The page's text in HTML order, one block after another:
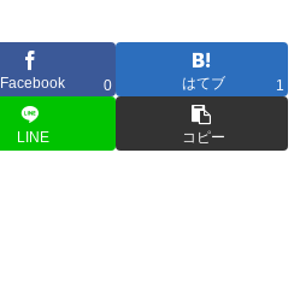
Facebook 0 はてブ 1
LINE コピー